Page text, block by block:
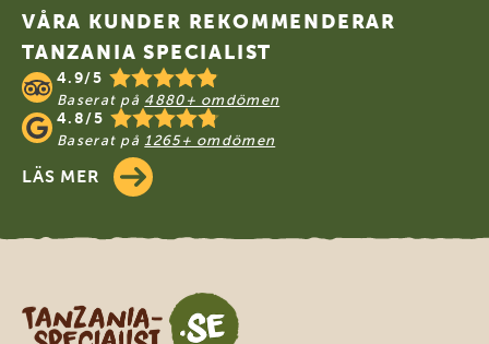
VÅRA KUNDER REKOMMENDERAR
TANZANIA SPECIALIST
4.9/5
Baserat på 4880+ omdömen
4.8/5
Baserat på 1265+ omdömen
LÄS MER
Tanzania Specialist